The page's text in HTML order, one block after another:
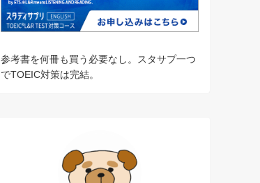
参考書を何冊も買う必要なし。スタサプ一つ
でTOEIC対策は完結。